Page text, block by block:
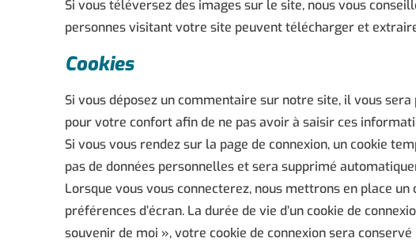
Si vous téléversez des images sur le site, nous vous
personnes visitant votre site peuvent télécharger et
Cookies
Si vous déposez un commentaire sur notre site, il vous
pour votre confort afin de ne pas avoir à saisir ces
Si vous vous rendez sur la page de connexion, un cookie
pas de données personnelles et sera supprimé
Lorsque vous vous connecterez, nous mettrons en place
préférences d’écran. La durée de vie d’un cookie de
souvenir de moi », votre cookie de connexion sera